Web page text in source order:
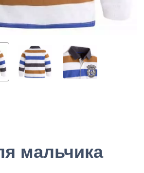
мальчика